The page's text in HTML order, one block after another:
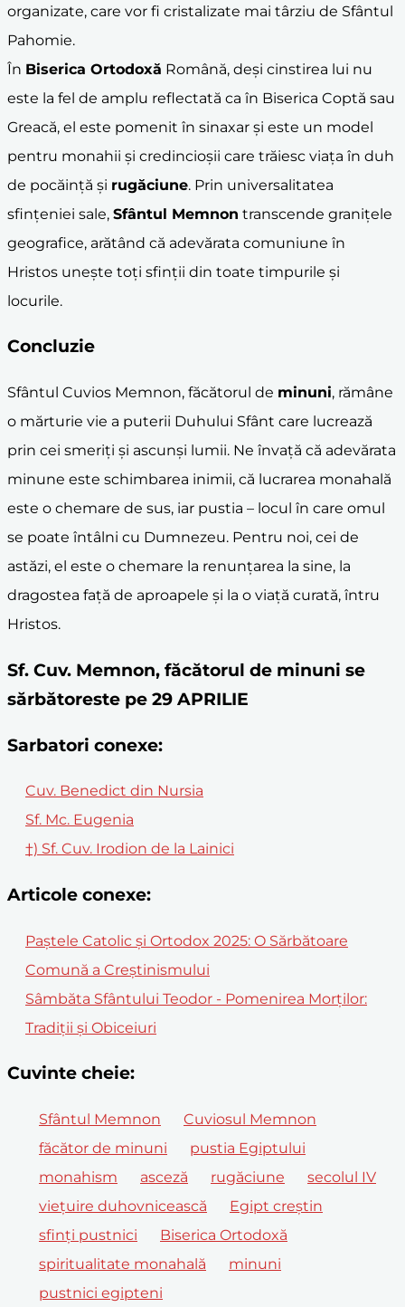
organizate, care vor fi cristalizate mai târziu de Sfântul
Pahomie.
În Biserica Ortodoxă Română, deși cinstirea lui nu
este la fel de amplu reflectată ca în Biserica Coptă sau
Greacă, el este pomenit în sinaxar și este un model
pentru monahii și credincioșii care trăiesc viața în duh
de pocăință și rugăciune. Prin universalitatea
sfințeniei sale, Sfântul Memnon transcende granițele
geografice, arătând că adevărata comuniune în
Hristos unește toți sfinții din toate timpurile și
locurile.
Concluzie
Sfântul Cuvios Memnon, făcătorul de minuni, rămâne
o mărturie vie a puterii Duhului Sfânt care lucrează
prin cei smeriți și ascunși lumii. Ne învață că adevărata
minune este schimbarea inimii, că lucrarea monahală
este o chemare de sus, iar pustia – locul în care omul
se poate întâlni cu Dumnezeu. Pentru noi, cei de
astăzi, el este o chemare la renunțarea la sine, la
dragostea față de aproapele și la o viață curată, întru
Hristos.
Sf. Cuv. Memnon, făcătorul de minuni se
sărbătoreste pe 29 APRILIE
Sarbatori conexe:
Cuv. Benedict din Nursia
Sf. Mc. Eugenia
†) Sf. Cuv. Irodion de la Lainici
Articole conexe:
Paștele Catolic și Ortodox 2025: O Sărbătoare
Comună a Creștinismului
Sâmbăta Sfântului Teodor - Pomenirea Morților:
Tradiții și Obiceiuri
Cuvinte cheie:
Sfântul Memnon
Cuviosul Memnon
făcător de minuni
pustia Egiptului
monahism
asceză rugăciune
secolul IV
viețuire duhovnicească
Egipt creștin
sfinți pustnici
Biserica Ortodoxă
spiritualitate monahală
minuni
pustnici egipteni